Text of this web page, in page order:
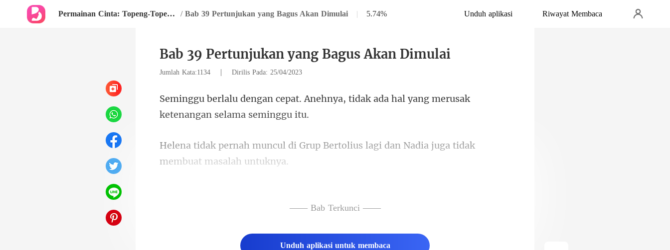
Permainan Cinta: Topeng-Topeng Kekasih / Bab 39 Pertunjukan yang Bagus Akan Dimulai | 5.74% Unduh aplikasi Riwayat Membaca
Bab 39 Pertunjukan yang Bagus Akan Dimulai
Jumlah Kata:1134 | Dirilis Pada: 25/04/2023
ehnya, tidak ada hal yang merusak
up Bertolius lagi dan Nadia juga
—— Bab Terkunci ——
Unduh aplikasi untuk membaca